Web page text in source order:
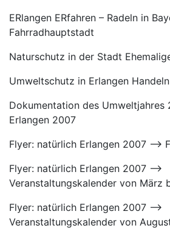
ERlangen ERfahren – Radeln in
Fahrradhauptstadt
Naturschutz in der Stadt
Umweltschutz in Erlangen
Dokumentation des Umweltjahres
Erlangen 2007
Flyer: natürlich Erlangen 2007 –>
Flyer: natürlich Erlangen 2007 –>
Veranstaltungskalender von März
Flyer: natürlich Erlangen 2007 –>
Veranstaltungskalender von